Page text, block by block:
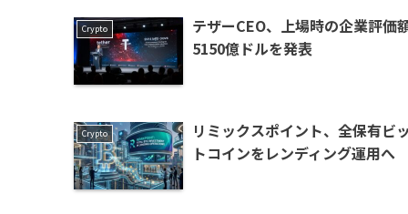
Crypto
テザーCEO、上場時の企業評価
5150億ドルを発表
Crypto
リミックスポイント、全保有ビ
トコインをレンディング運用へ